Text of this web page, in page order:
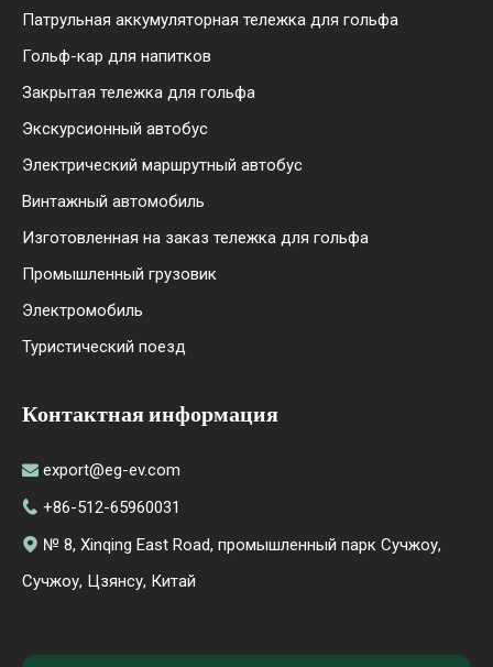
Патрульная аккумуляторная тележка для гольфа
Гольф-кар для напитков
Закрытая тележка для гольфа
Экскурсионный автобус
Электрический маршрутный автобус
Винтажный автомобиль
Изготовленная на заказ тележка для гольфа
Промышленный грузовик
Электромобиль
Туристический поезд
Контактная информация
 export@eg-ev.com
 +86-512-65960031
 № 8, Xinqing East Road, промышленный парк Сучжоу,
Сучжоу, Цзянсу, Китай